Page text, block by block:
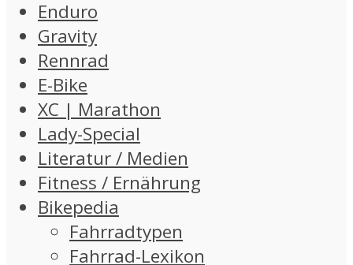
Enduro
Gravity
Rennrad
E-Bike
XC | Marathon
Lady-Special
Literatur / Medien
Fitness / Ernährung
Bikepedia
Fahrradtypen
Fahrrad-Lexikon